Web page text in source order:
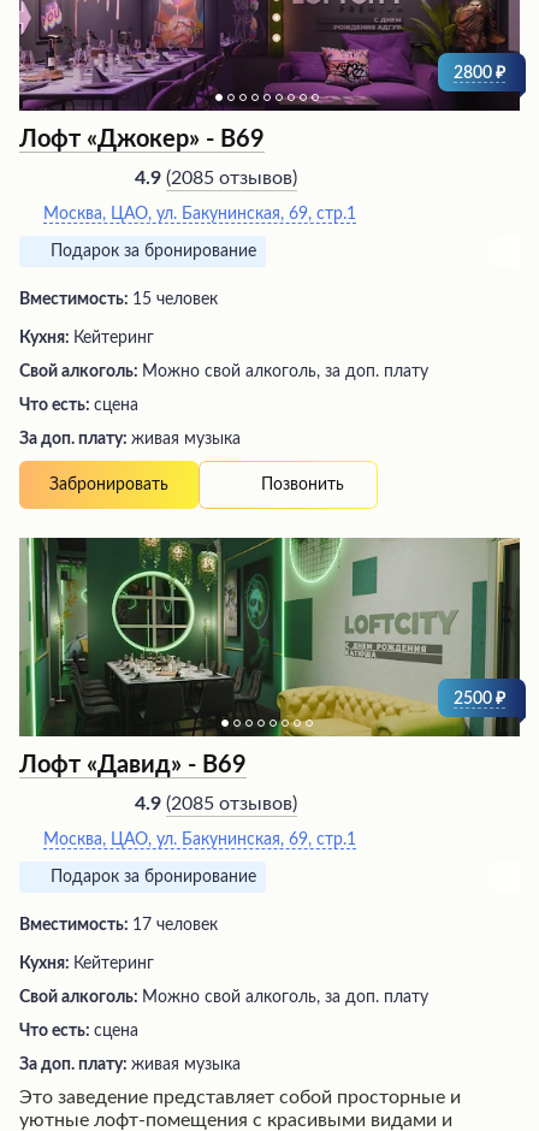
продовольственный магазин. Заведение подходит для
проведения различных мероприятий, в том числе с
использованием караоке и проектора.
2800
Лофт «Джокер» - В69
4.9 (2085 отзывов)
Москва, ЦАО, ул. Бакунинская, 69, стр.1
Подарок за бронирование
Вместимость: 15 человек
Кухня: Кейтеринг
Свой алкоголь: Можно свой алкоголь, за доп. плату
Что есть: сцена
За доп. плату: живая музыка
Забронировать Позвонить
2500
Лофт «Давид» - В69
4.9 (2085 отзывов)
Москва, ЦАО, ул. Бакунинская, 69, стр.1
Подарок за бронирование
Вместимость: 17 человек
Кухня: Кейтеринг
Свой алкоголь: Можно свой алкоголь, за доп. плату
Что есть: сцена
За доп. плату: живая музыка
Это заведение представляет собой просторные и
уютные лофт-помещения с красивыми видами и